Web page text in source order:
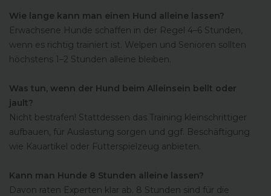
Wie lange kann man einen Hund alleine lassen?
Erwachsene Hunde schaffen in der Regel 4–6 Stunden,
wenn es richtig trainiert ist. Welpen und Senioren sollten
höchstens 1–2 Stunden alleine bleiben.
Was tun, wenn der Hund beim Alleinsein bellt oder
jault?
Nicht bestrafen! Stattdessen das Training kleinschrittiger
aufbauen, für Auslastung sorgen und ggf. Beschäftigung
wie Kauartikel oder Futterspielzeug anbieten.
Kann man Hunde 8 Stunden alleine lassen?
Davon raten Experten klar ab. 8 Stunden sind für die